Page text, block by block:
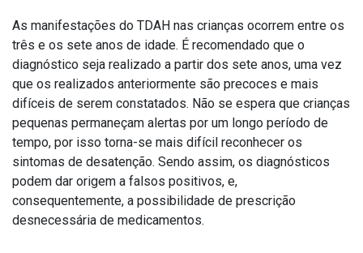
As manifestações do TDAH nas crianças ocorrem entre os
três e os sete anos de idade. É recomendado que o
diagnóstico seja realizado a partir dos sete anos, uma vez
que os realizados anteriormente são precoces e mais
difíceis de serem constatados. Não se espera que crianças
pequenas permaneçam alertas por um longo período de
tempo, por isso torna-se mais difícil reconhecer os
sintomas de desatenção. Sendo assim, os diagnósticos
podem dar origem a falsos positivos, e,
consequentemente, a possibilidade de prescrição
desnecessária de medicamentos.